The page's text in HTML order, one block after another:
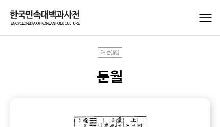
여름(夏)
둔월